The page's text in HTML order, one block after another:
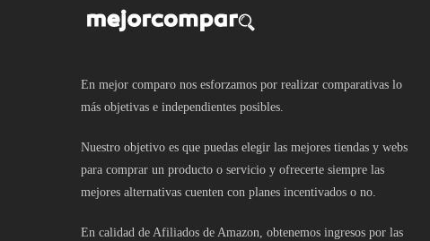
En mejor comparo nos esforzamos por realizar comparativas lo
más objetivas e independientes posibles.
Nuestro objetivo es que puedas elegir las mejores tiendas y webs
para comprar un producto o servicio y ofrecerte siempre las
mejores alternativas cuenten con planes incentivados o no.
En calidad de Afiliados de Amazon, obtenemos ingresos por las